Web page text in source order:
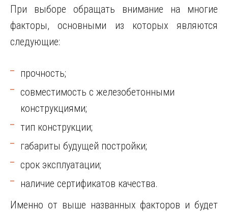
При выборе обращать внимание на многие
факторы, основными из которых являются
следующие:
прочность;
совместимость с железобетонными
конструкциями;
тип конструкции;
габариты будущей постройки;
срок эксплуатации;
наличие сертификатов качества.
Именно от выше названных факторов и будет